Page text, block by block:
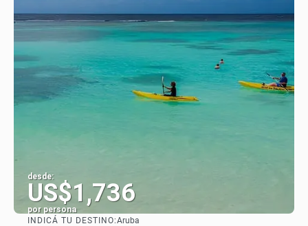
desde:
US$1,736
por persona
INDICÁ TU DESTINO:Aruba